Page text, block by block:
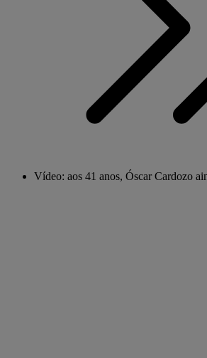
Vídeo: aos 41 anos, Óscar Cardozo